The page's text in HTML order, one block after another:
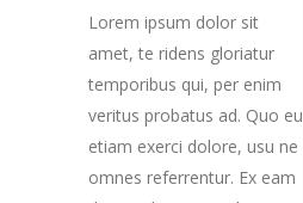
Lorem ipsum dolor sit
amet, te ridens gloriatur
temporibus qui, per enim
veritus probatus ad. Quo eu
etiam exerci dolore, usu ne
omnes referrentur. Ex eam